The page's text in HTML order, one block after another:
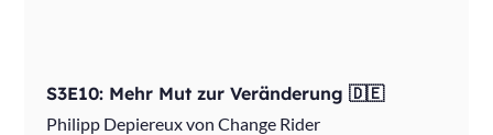
S3E10: Mehr Mut zur Veränderung 🇩🇪
Philipp Depiereux von Change Rider